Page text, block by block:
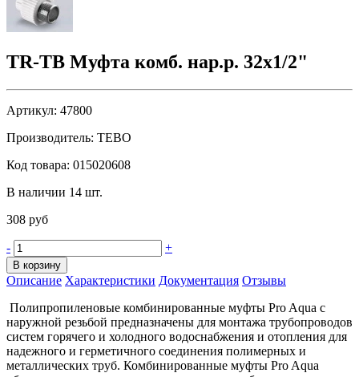
TR-TB Муфта комб. нар.р. 32х1/2"
Артикул: 47800
Производитель: TEBO
Код товара: 015020608
В наличии 14 шт.
308 руб
- +
В корзину
Описание Характеристики Документация Отзывы
Полипропиленовые комбинированные муфты Pro Aqua с
наружной резьбой предназначены для монтажа трубопроводов
систем горячего и холодного водоснабжения и отопления для
надежного и герметичного соединения полимерных и
металлических труб. Комбинированные муфты Pro Aqua